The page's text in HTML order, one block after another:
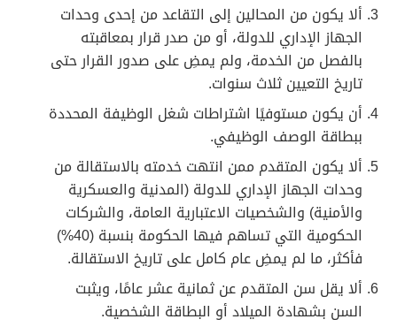
ألا يكون من المحالين إلى التقاعد من إحدى وحدات
الجهاز الإداري للدولة، أو من صدر قرار بمعاقبته
بالفصل من الخدمة، ولم يمضِ على صدور القرار حتى
تاريخ التعيين ثلاث سنوات.
أن يكون مستوفيًا اشتراطات شغل الوظيفة المحددة
ببطاقة الوصف الوظيفي.
ألا يكون المتقدم ممن انتهت خدمته بالاستقالة من
وحدات الجهاز الإداري للدولة (المدنية والعسكرية
والأمنية) والشخصيات الاعتبارية العامة، والشركات
الحكومية التي تساهم فيها الحكومة بنسبة (40%)
فأكثر، ما لم يمضِ عام كامل على تاريخ الاستقالة.
ألا يقل سن المتقدم عن ثمانية عشر عامًا، ويثبت
السن بشهادة الميلاد أو البطاقة الشخصية.